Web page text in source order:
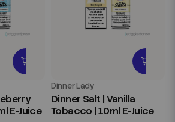
E-Juice
Dinner Lady
Dinner Salt | Vanilla
Tobacco | 10ml E-Juice